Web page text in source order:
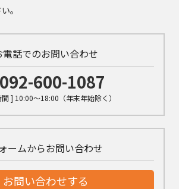
。
電話でのお問い合わせ
092-600-1087
] 10:00～18:00（年末年始除く）
ームからお問い合わせ
お問い合わせする